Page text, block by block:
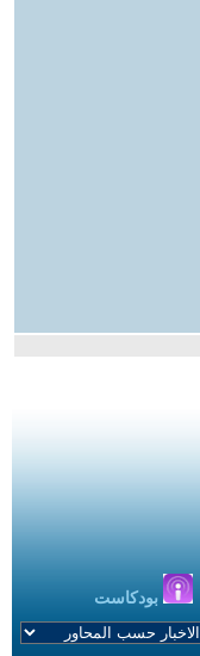
بودكاست